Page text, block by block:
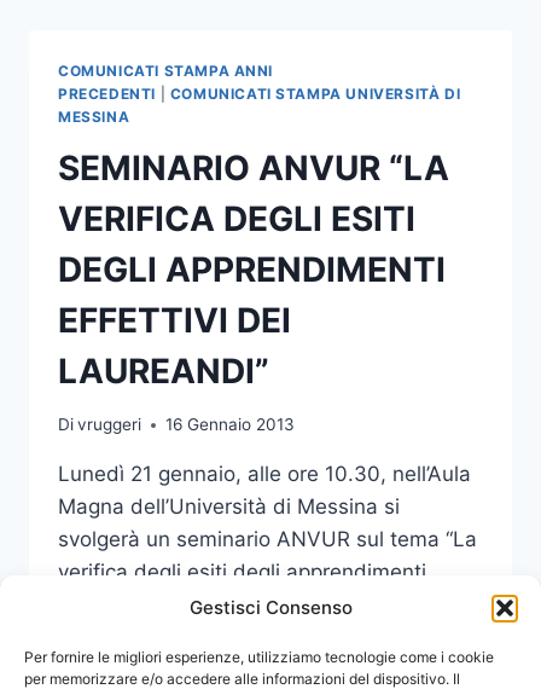
Gestisci Consenso
Per fornire le migliori esperienze, utilizziamo tecnologie come i cookie
per memorizzare e/o accedere alle informazioni del dispositivo. Il
COMUNICATI STAMPA ANNI
PRECEDENTI
COMUNICATI STAMPA UNIVERSITÀ DI
MESSINA
SEMINARIO ANVUR “LA
VERIFICA DEGLI ESITI
DEGLI APPRENDIMENTI
EFFETTIVI DEI
LAUREANDI”
Divruggeri 16 Gennaio 2013
Lunedì 21 gennaio, alle ore 10.30, nell’Aula
Magna dell’Università di Messina si
svolgerà un seminario ANVUR sul tema “La
verifica degli esiti degli apprendimenti
effettivi dei laureandi”.
LEGGI DI PIÙSEMINARIO
ANVUR